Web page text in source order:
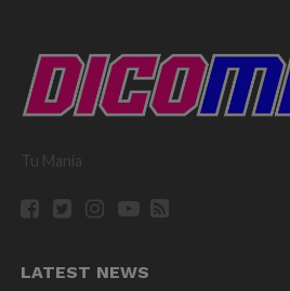
Tu Mania
LATEST NEWS